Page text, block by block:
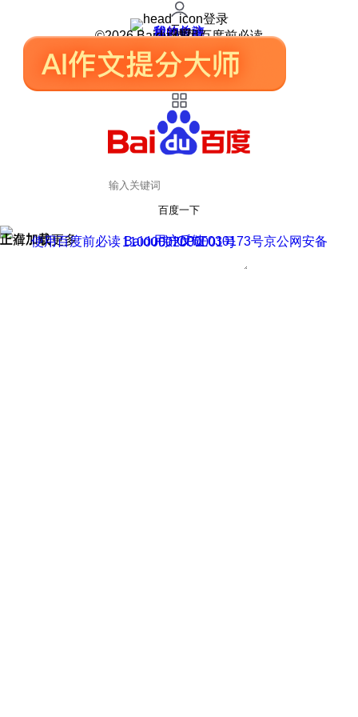
登录
我的关注
我的收藏
皮肤中心
用户反馈
设置
©2026 Baidu 使用百度前必读
百度一下
正在加载
上滑加载更多 用户反馈
使用百度前必读 Baidu 京ICP证030173号
京公网安备11000002000001号